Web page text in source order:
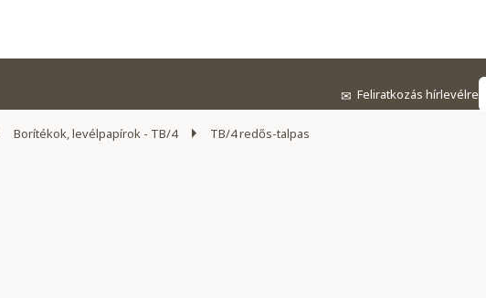
✉ Feliratkozás hírlevélre
Borítékok, levélpapírok - TB/4 TB/4 redős-talpas